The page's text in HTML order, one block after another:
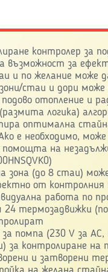
контролер за
възможност за
и по желание може
стаи и дори може
отопление и
логика)
оптимална
е необходимо,
помощта на
зона (до 8 стаи)
от контролния
работа по
24 термозадвижки
помпа (230 V за AC,
за контролиране на
и затворени